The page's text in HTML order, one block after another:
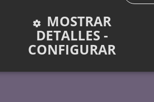
MOSTRAR
DETALLES -
CONFIGURAR